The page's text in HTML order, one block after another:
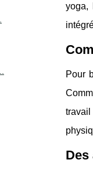
yoga,
Pour